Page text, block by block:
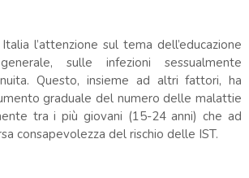
l’attenzione sul tema dell’educazione
sulle infezioni sessualmente
Questo, insieme ad altri fattori, ha
graduale del numero delle malattie
tra i più giovani (15-24 anni) che ad
consapevolezza del rischio delle IST.